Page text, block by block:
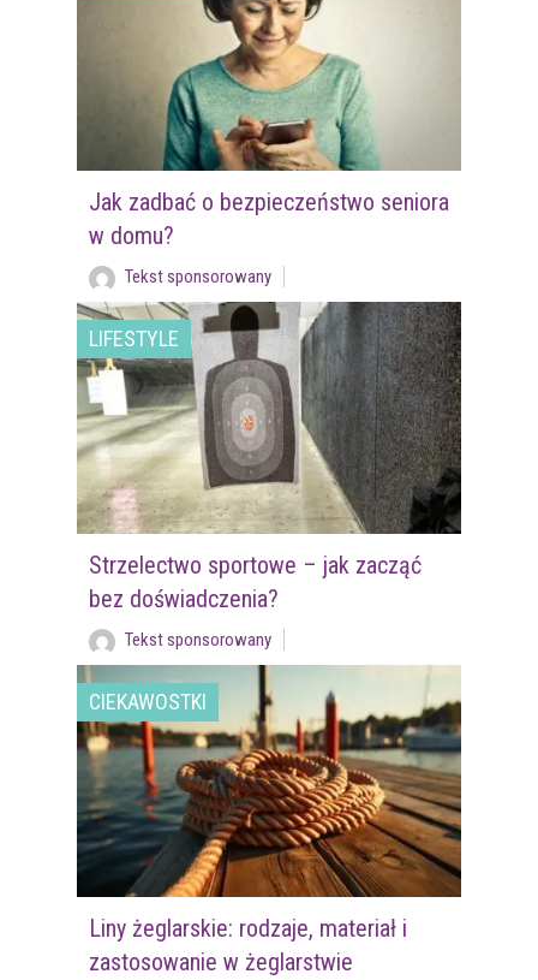
Jak zadbać o bezpieczeństwo seniora
w domu?
Tekst sponsorowany
LIFESTYLE
Strzelectwo sportowe – jak zacząć
bez doświadczenia?
Tekst sponsorowany
CIEKAWOSTKI
Liny żeglarskie: rodzaje, materiał i
zastosowanie w żeglarstwie